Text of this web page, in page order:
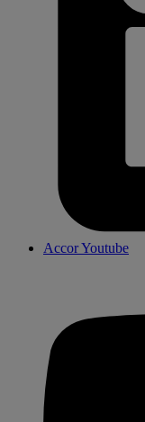
Accor Youtube